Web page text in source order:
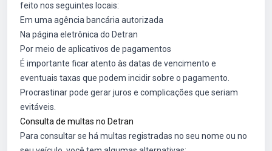
feito nos seguintes locais:
Em uma agência bancária autorizada
Na página eletrônica do Detran
Por meio de aplicativos de pagamentos
É importante ficar atento às datas de vencimento e
eventuais taxas que podem incidir sobre o pagamento.
Procrastinar pode gerar juros e complicações que seriam
evitáveis.
Consulta de multas no Detran
Para consultar se há multas registradas no seu nome ou no